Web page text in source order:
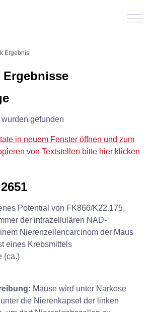
Menü
Ergebnis
Ergebnisse
gefunden
in neuem Fenster öffnen und zum
von Textstellen bitte hier klicken
Potential von FK866/K22.175,
der intrazellulären NAD-
Nierenzellencarcinom der Maus
eines Krebsmittels
(ca.)
Mäuse wird unter Narkose
die Nierenkapsel der linken